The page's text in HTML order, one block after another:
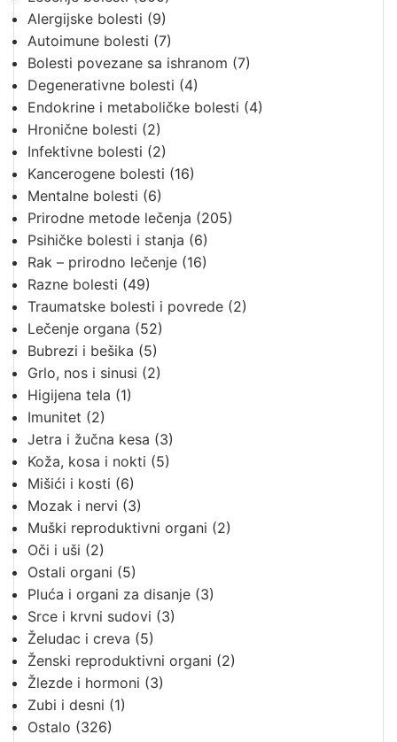
Alergijske bolesti (9)
Autoimune bolesti (7)
Bolesti povezane sa ishranom (7)
Degenerativne bolesti (4)
Endokrine i metaboličke bolesti (4)
Hronične bolesti (2)
Infektivne bolesti (2)
Kancerogene bolesti (16)
Mentalne bolesti (6)
Prirodne metode lečenja (205)
Psihičke bolesti i stanja (6)
Rak – prirodno lečenje (16)
Razne bolesti (49)
Traumatske bolesti i povrede (2)
Lečenje organa (52)
Bubrezi i bešika (5)
Grlo, nos i sinusi (2)
Higijena tela (1)
Imunitet (2)
Jetra i žučna kesa (3)
Koža, kosa i nokti (5)
Mišići i kosti (6)
Mozak i nervi (3)
Muški reproduktivni organi (2)
Oči i uši (2)
Ostali organi (5)
Pluća i organi za disanje (3)
Srce i krvni sudovi (3)
Želudac i creva (5)
Ženski reproduktivni organi (2)
Žlezde i hormoni (3)
Zubi i desni (1)
Ostalo (326)